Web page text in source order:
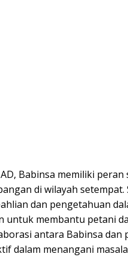
Babinsa memiliki peran
di wilayah setempat.
dan pengetahuan
untuk membantu petani
antara Babinsa dan
dalam menangani